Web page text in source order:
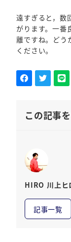
遠すぎると，数
がります。一番
離ですね。どう
ください。
この記事
HIRO 川上ヒ
記事一覧